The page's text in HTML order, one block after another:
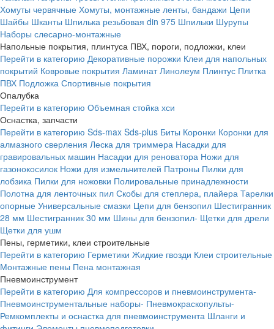
Хомуты червячные Хомуты, монтажные ленты, бандажи Цепи
Шайбы Шканты Шпилька резьбовая din 975 Шпильки Шурупы
Наборы слесарно-монтажные
Напольные покрытия, плинтуса ПВХ, пороги, подложки, клеи
Перейти в категорию Декоративные порожки Клеи для напольных
покрытий Ковровые покрытия Ламинат Линолеум Плинтус Плитка
ПВХ Подложка Спортивные покрытия
Опалубка
Перейти в категорию Объемная стойка хси
Оснастка, запчасти
Перейти в категорию Sds-max Sds-plus Биты Коронки Коронки для
алмазного сверления Леска для триммера Насадки для
гравировальных машин Насадки для реноватора Ножи для
газонокосилок Ножи для измельчителей Патроны Пилки для
лобзика Пилки для ножовки Полировальные принадлежности
Полотна для ленточных пил Скобы для степлера, плайера Тарелки
опорные Универсальные смазки Цепи для бензопил Шестигранник
28 мм Шестигранник 30 мм Шины для бензопил- Щетки для дрели
Щетки для ушм
Пены, герметики, клеи строительные
Перейти в категорию Герметики Жидкие гвозди Клеи строительные
Монтажные пены Пена монтажная
Пневмоинструмент
Перейти в категорию Для компрессоров и пневмоинструмента-
Пневмоинструментальные наборы- Пневмокраскопульты-
Ремкомплекты и оснастка для пневмоинструмента Шланги и